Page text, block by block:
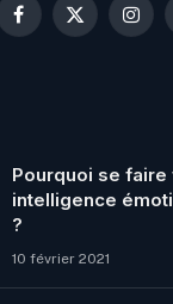
Facebook
X
Pourquoi se faire
intelligence
?
10 février 2021